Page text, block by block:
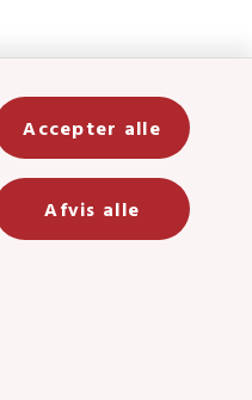
nyheder
Accepter alle
Afvis alle